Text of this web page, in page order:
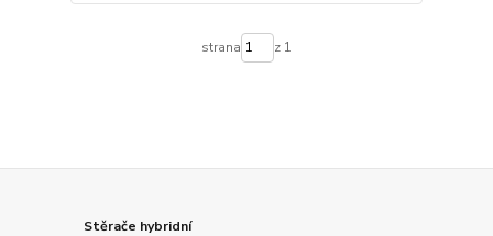
strana z 1
Stěrače hybridní